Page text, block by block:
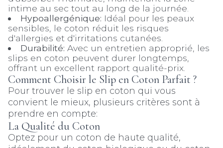
intime au sec tout au long de la journée.
Hypoallergénique: Idéal pour les peaux
sensibles, le coton réduit les risques
d'allergies et d'irritations cutanées.
Durabilité: Avec un entretien approprié, les
slips en coton peuvent durer longtemps,
offrant un excellent rapport qualité-prix.
Comment Choisir le Slip en Coton Parfait ?
Pour trouver le slip en coton qui vous
convient le mieux, plusieurs critères sont à
prendre en compte:
La Qualité du Coton
Optez pour un coton de haute qualité,